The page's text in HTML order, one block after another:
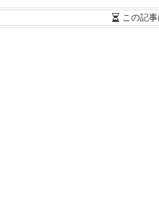
この記事